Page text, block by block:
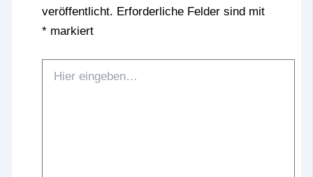
veröffentlicht. Erforderliche Felder sind mit
*markiert
eingeben…